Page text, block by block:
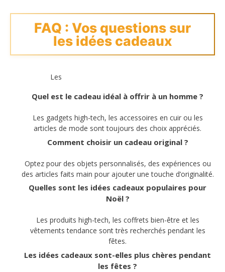
FAQ : Vos questions sur
les idées cadeaux
Les
Quel est le cadeau idéal à offrir à un homme ?
Les gadgets high-tech, les accessoires en cuir ou les
articles de mode sont toujours des choix appréciés.
Comment choisir un cadeau original ?
Optez pour des objets personnalisés, des expériences ou
des articles faits main pour ajouter une touche d’originalité.
Quelles sont les idées cadeaux populaires pour
Noël ?
Les produits high-tech, les coffrets bien-être et les
vêtements tendance sont très recherchés pendant les
fêtes.
Les idées cadeaux sont-elles plus chères pendant
les fêtes ?